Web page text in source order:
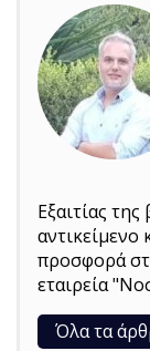
Εξαιτίας
αντικείμενο
προσφορά
εταιρεία
Όλα τα